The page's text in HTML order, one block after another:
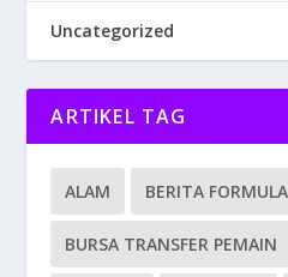
Uncategorized
ARTIKEL TAG
ALAM BERITA
BURSA TRANSFER PEMAIN